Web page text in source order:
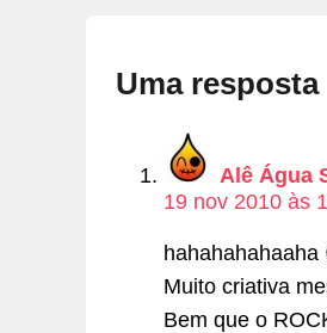
Uma resposta
Alê Água
19 nov 2010 às
hahahahahaaha
Muito criativa
Bem que o